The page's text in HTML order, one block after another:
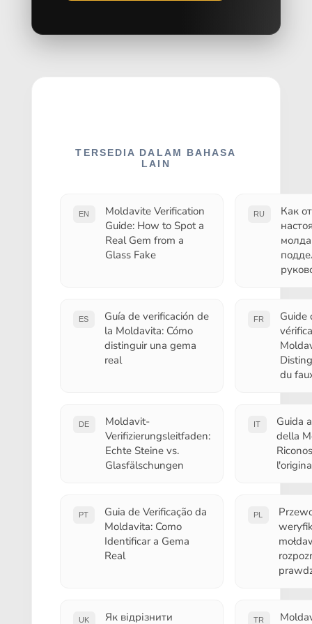
TERSEDIA DALAM BAHASA
LAIN
EN
Moldavite Verification
Guide: How to Spot a
Real Gem from a
Glass Fake
RU
Как
ES
Guía de verificación de
la Moldavita: Cómo
distinguir una gema
real
FR
Guide
du
DE
Moldavit-
Verifizierungsleitfaden:
Echte Steine vs.
Glasfälschungen
IT
Guida
della
PT
Guia de Verificação da
Moldavita: Como
Identificar a Gema
Real
PL
UK
Як відрізнити
TR